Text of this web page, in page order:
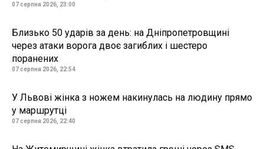
07 серпня 2026, 23:00
Близько 50 ударів за день: на Дніпропетровщині
через атаки ворога двоє загиблих і шестеро
поранених
07 серпня 2026, 22:54
У Львові жінка з ножем накинулась на людину прямо
у маршрутці
07 серпня 2026, 22:40